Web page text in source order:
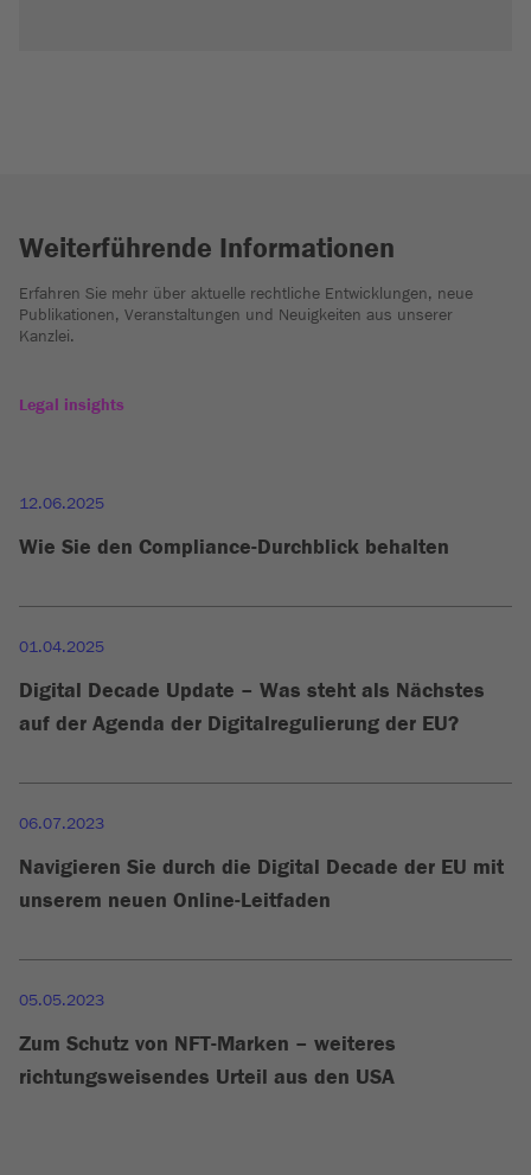
Weiterführende Informationen
Erfahren Sie mehr über aktuelle rechtliche Entwicklungen, neue
Publikationen, Veranstaltungen und Neuigkeiten aus unserer
Kanzlei.
Legal insights
12.06.2025
Wie Sie den Compliance-Durchblick behalten
01.04.2025
Digital Decade Update – Was steht als Nächstes
auf der Agenda der Digitalregulierung der EU?
06.07.2023
Navigieren Sie durch die Digital Decade der EU mit
unserem neuen Online-Leitfaden
05.05.2023
Zum Schutz von NFT-Marken – weiteres
richtungsweisendes Urteil aus den USA